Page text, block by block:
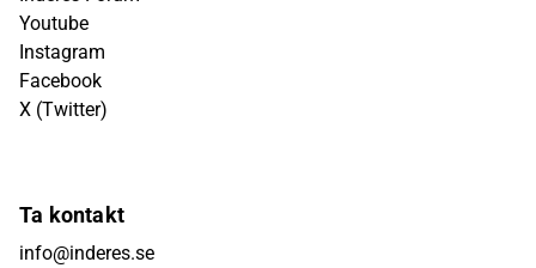
Youtube
Instagram
Facebook
X (Twitter)
Ta kontakt
info@inderes.se